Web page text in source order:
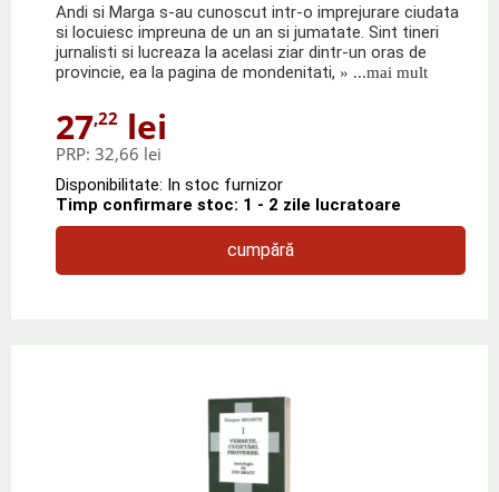
Andi si Marga s-au cunoscut intr-o imprejurare ciudata
si locuiesc impreuna de un an si jumatate. Sint tineri
jurnalisti si lucreaza la acelasi ziar dintr-un oras de
provincie, ea la pagina de mondenitati, » ...mai mult
27,22 lei
PRP: 32,66 lei
Disponibilitate: In stoc furnizor
Timp confirmare stoc: 1 - 2 zile lucratoare
cumpără